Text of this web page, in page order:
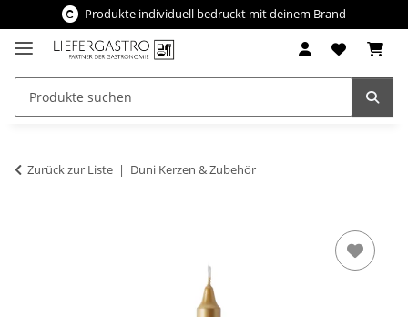
Produkte individuell bedruckt mit deinem Brand
Zurück zur Liste Duni Kerzen & Zubehör